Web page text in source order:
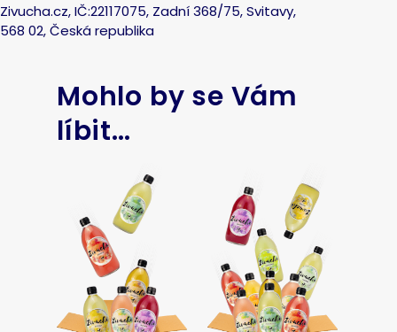
Zivucha.cz, IČ:22117075, Zadní 368/75, Svitavy,
568 02, Česká republika
Mohlo by se Vám
líbit…